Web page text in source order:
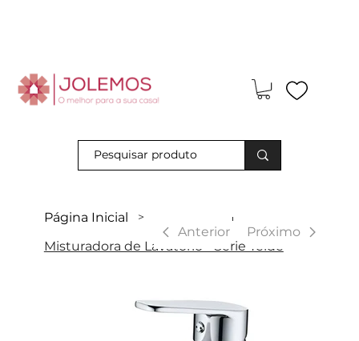
Página Inicial >
Misturadora de Lavatório - Série Teide
Anterior Próximo